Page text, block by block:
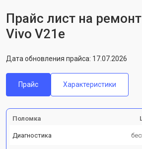
Прайс лист на
Vivo V21e
Дата обновления прайса: 17.07.2026
Прайс Характеристики
Поломка
Диагностика